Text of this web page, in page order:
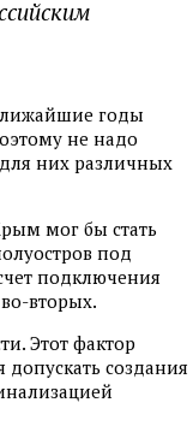
годы
не надо
них различных
мог бы стать
под
подключения
вторых.
Этот фактор
создания